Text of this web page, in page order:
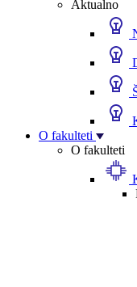
Aktualno
O fakulteti
O fakulteti